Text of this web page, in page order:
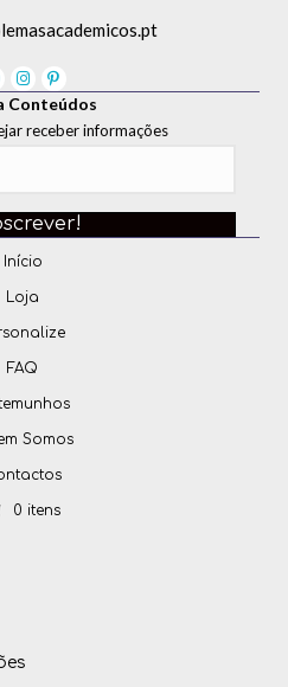
Conteúdos
receber informações
Início
Loja
FAQ
Somos
0 itens